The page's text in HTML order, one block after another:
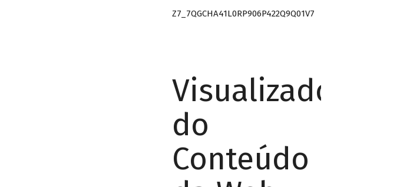
Z7_7QGCHA41L0RP906P422Q9Q01V7
Visualizador
do
Conteúdo